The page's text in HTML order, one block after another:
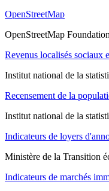
OpenStreetMap
OpenStreetMap Foundation
Revenus localisés sociaux
Institut national de la
Recensement de la
Institut national de la
Indicateurs de loyers
Ministère de la Transition
Indicateurs de marchés